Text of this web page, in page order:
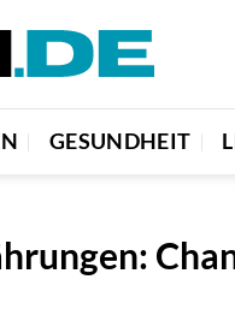
GESUNDHEIT